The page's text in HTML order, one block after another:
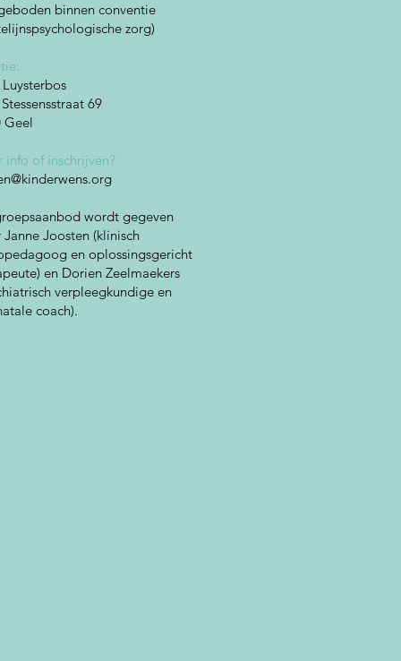
binnen conventie
zorg)
69
Geel
info of inschrijven?
wordt gegeven
Joosten (klinisch
en oplossingsgericht
en Dorien Zeelmaekers
verpleegkundige en
coach).